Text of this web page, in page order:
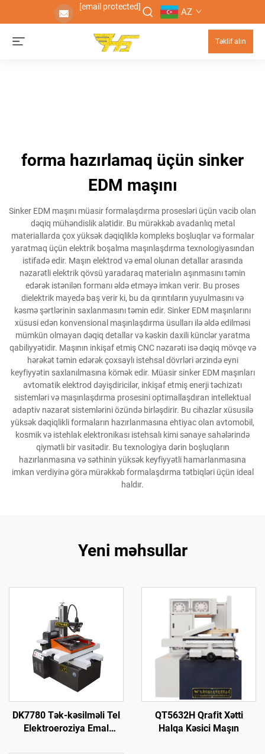
[email protected] AZ
Təklif alın
forma hazırlamaq üçün sinker
EDM maşını
Sinker EDM maşını müasir formalaşdırma prosesləri üçün vacib olan
dəqiq mühəndislik alətidir. Bu mürəkkəb avadanlıq metal
materiallarda çox yüksək dəqiqliklə kompleks boşluqlar və formalar
yaratmaq üçün elektrik boşalma maşınlaşdırma texnologiyasından
istifadə edir. Maşın elektrod və emal olunan detallar arasında
nəzarətli elektrik qövsü yaradaraq materialın aşınmasını təmin
edərək istənilən formanı əldə etməyə imkan verir. Bu proses
dielektrik mayedə baş verir ki, bu da qırıntıların yuyulmasını və
kəsmə şərtlərinin saxlanmasını təmin edir. Sinker EDM maşınlarını
xüsusi edən konvensional maşınlaşdırma üsulları ilə əldə edilməsi
mümkün olmayan dəqiq detallar və kəskin daxili künclər yaratma
qabiliyyətidir. Maşının inkişaf etmiş CNC nəzarəti isə dəqiq mövqe və
hərəkət təmin edərək çoxsaylı istehsal dövrləri ərzində eyni
keyfiyyətin saxlanılmasına kömək edir. Müasir sinker EDM maşınları
avtomatik elektrod dəyişdiricilər, inkişaf etmiş enerji təchizatı
sistemləri və maşınlaşdırma prosesini optimallaşdıran intellektual
adaptiv nəzarət sistemlərini özündə birləşdirir. Bu cihazlar xüsusilə
yüksək dəqiqlikli formaların hazırlanmasına ehtiyac olan avtomobil,
kosmik və istehlak elektronikası istehsalı kimi sənaye sahələrində
qiymətli bir vasitədir. Bu texnologiya dərin boşluqların
hazırlanmasına və səthinin yüksək keyfiyyətli hamarlanmasına
imkan verdiyinə görə mürəkkəb formalaşdırma tətbiqləri üçün ideal
haldır.
Yeni məhsullar
DK7780 Tək-kəsilməli Tel
Elektroeroziya Emal
QT5632H Qrafit Xətti
Halqa Kəsici Maşın